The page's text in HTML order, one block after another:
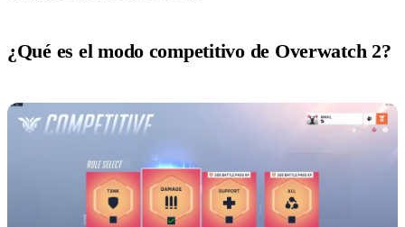
¿Qué es el modo competitivo de Overwatch 2?